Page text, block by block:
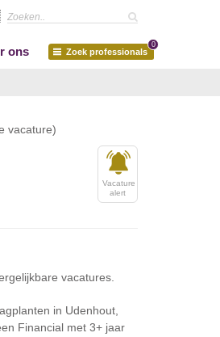
ons Zoek professionals
0
vacature)
Vacature
alert
vacatures.
in Udenhout,
Financial met 3+ jaar